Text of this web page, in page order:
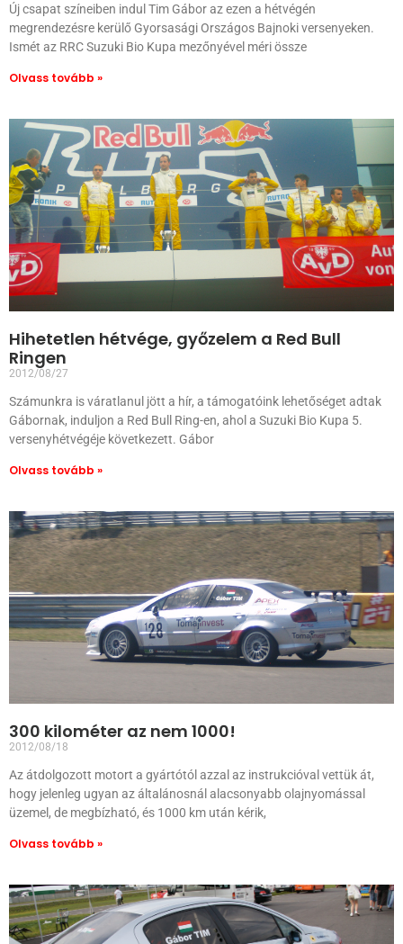
Új csapat színeiben indul Tim Gábor az ezen a hétvégén
megrendezésre kerülő Gyorsasági Országos Bajnoki versenyeken.
Ismét az RRC Suzuki Bio Kupa mezőnyével méri össze
Olvass tovább »
Hihetetlen hétvége, győzelem a Red Bull
Ringen
2012/08/27
Számunkra is váratlanul jött a hír, a támogatóink lehetőséget adtak
Gábornak, induljon a Red Bull Ring-en, ahol a Suzuki Bio Kupa 5.
versenyhétvégéje következett. Gábor
Olvass tovább »
300 kilométer az nem 1000!
2012/08/18
Az átdolgozott motort a gyártótól azzal az instrukcióval vettük át,
hogy jelenleg ugyan az általánosnál alacsonyabb olajnyomással
üzemel, de megbízható, és 1000 km után kérik,
Olvass tovább »